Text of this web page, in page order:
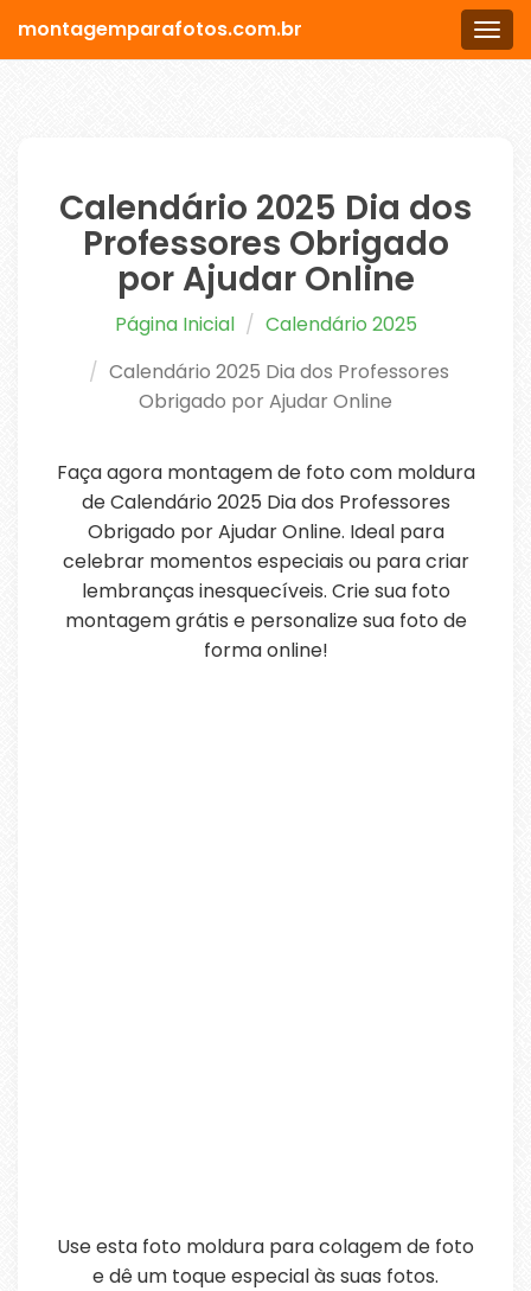
Menu
montagemparafotos.com.br
Calendário 2025 Dia dos
Professores Obrigado
por Ajudar Online
Página Inicial
Calendário 2025
Calendário 2025 Dia dos Professores
Obrigado por Ajudar Online
Faça agora montagem de foto com moldura
de Calendário 2025 Dia dos Professores
Obrigado por Ajudar Online. Ideal para
celebrar momentos especiais ou para criar
lembranças inesquecíveis. Crie sua foto
montagem grátis e personalize sua foto de
forma online!
Use esta foto moldura para colagem de foto
e dê um toque especial às suas fotos.